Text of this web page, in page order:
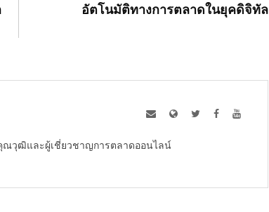
อัตโนมัติทางการตลาดในยุคดิจิทัล
ณวุฒิและผู้เชี่ยวชาญการตลาดออนไลน์